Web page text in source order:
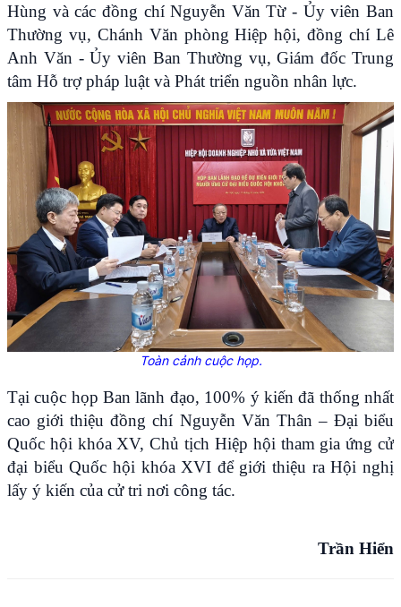
Hùng và các đồng chí Nguyễn Văn Từ - Ủy viên Ban
Thường vụ, Chánh Văn phòng Hiệp hội, đồng chí Lê
Anh Văn - Ủy viên Ban Thường vụ, Giám đốc Trung
tâm Hỗ trợ pháp luật và Phát triển nguồn nhân lực.
Toàn cảnh cuộc họp.
Tại cuộc họp Ban lãnh đạo, 100% ý kiến đã thống nhất
cao giới thiệu đồng chí Nguyễn Văn Thân – Đại biểu
Quốc hội khóa XV, Chủ tịch Hiệp hội tham gia ứng cử
đại biểu Quốc hội khóa XVI để giới thiệu ra Hội nghị
lấy ý kiến của cử tri nơi công tác.
Trần Hiển